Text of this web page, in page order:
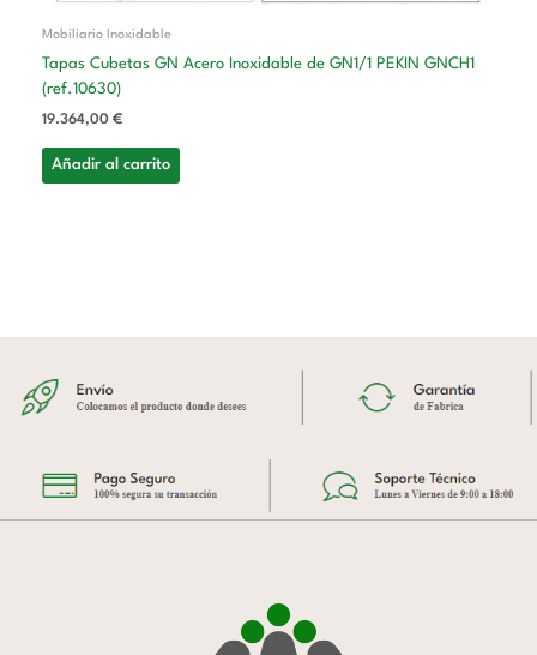
Mobiliario Inoxidable
Tapas Cubetas GN Acero Inoxidable de GN1/1 PEKIN GNCH1
(ref.10630)
19.364,00 €
Añadir al carrito